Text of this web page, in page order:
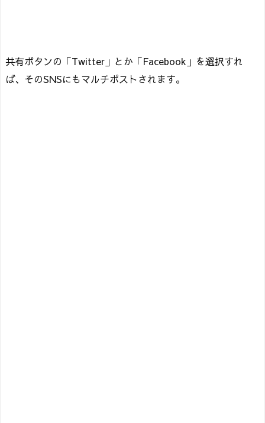
共有ボタンの「Twitter」とか「Facebook」を選択すれ
ば、そのSNSにもマルチポストされます。